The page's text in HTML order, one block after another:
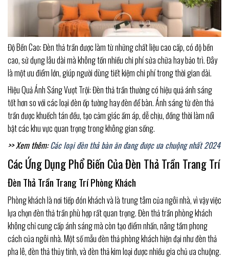
Độ Bền Cao: Đèn thả trần được làm từ những chất liệu cao cấp, có độ bền
cao, sử dụng lâu dài mà không tốn nhiều chi phí sửa chữa hay bảo trì. Đây
là một ưu điểm lớn, giúp người dùng tiết kiệm chi phí trong thời gian dài.
Hiệu Quả Ánh Sáng Vượt Trội: Đèn thả trần thường có hiệu quả ánh sáng
tốt hơn so với các loại đèn ốp tường hay đèn để bàn. Ánh sáng từ đèn thả
trần được khuếch tán đều, tạo cảm giác ấm áp, dễ chịu, đồng thời làm nổi
bật các khu vực quan trọng trong không gian sống.
>> Xem thêm:Các loại đèn thả bàn ăn đang được ưa chuộng nhất 2024
Các Ứng Dụng Phổ Biến Của Đèn Thả Trần Trang Trí
Đèn Thả Trần Trang Trí Phòng Khách
Phòng khách là nơi tiếp đón khách và là trung tâm của ngôi nhà, vì vậy việc
lựa chọn đèn thả trần phù hợp rất quan trọng. Đèn thả trần phòng khách
không chỉ cung cấp ánh sáng mà còn tạo điểm nhấn, nâng tầm phong
cách của ngôi nhà. Một số mẫu đèn thả phòng khách hiện đại như đèn thả
pha lê, đèn thả thủy tinh, và đèn thả kim loại được nhiều gia chủ ưa chuộng.